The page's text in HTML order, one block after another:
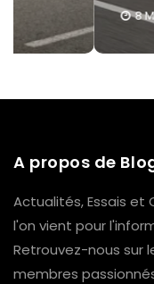
8 Mai 2026
A propos de
Actualités, Essais et
l'on vient pour
Retrouvez-nous sur
membres